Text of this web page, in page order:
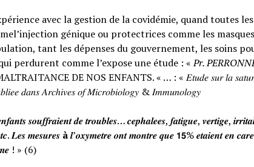
avec la gestion de la covidémie, quand toutes
génique ou protectrices comme les
tant les dépenses du gouvernement, les soins
perdurent comme l’expose une étude : «Pr.
DE NOS ENFANTS. « … : « 𝐸𝑡𝑢𝑑𝑒 𝑠𝑢𝑟 𝑙𝑎
𝑑𝑎𝑛𝑠 𝐴𝑟𝑐ℎ𝑖𝑣𝑒𝑠 𝑜𝑓 𝑀𝑖𝑐𝑟𝑜𝑏𝑖𝑜𝑙𝑜𝑔𝑦 & 𝐼𝑚𝑚𝑢𝑛𝑜𝑙𝑜𝑔𝑦
𝒔𝒐𝒖𝒇𝒇𝒓𝒂𝒊𝒆𝒏𝒕 𝒅𝒆 𝒕𝒓𝒐𝒖𝒃𝒍𝒆𝒔… 𝒄𝒆𝒑𝒉𝒂𝒍𝒆𝒆𝒔, 𝒇𝒂𝒕𝒊𝒈𝒖𝒆, 𝒗𝒆𝒓𝒕𝒊𝒈𝒆,
𝑳𝒆𝒔 𝒎𝒆𝒔𝒖𝒓𝒆𝒔 à𝒍’𝒐𝒙𝒚𝒎𝒆𝒕𝒓𝒆 𝒐𝒏𝒕 𝒎𝒐𝒏𝒕𝒓𝒆 𝒒𝒖𝒆 𝟭𝟱% 𝒆𝒕𝒂𝒊𝒆𝒏𝒕 𝒆𝒏
! » (6)